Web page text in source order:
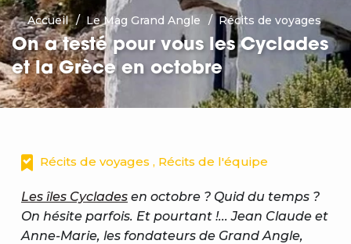
Accueil Le Mag Grand Angle Récits de voyages
On a testé pour vous les Cyclades
et la Grèce en octobre
Récits de voyages , Récits de l'équipe
Les îles Cyclades en octobre ? Quid du temps ?
On hésite parfois. Et pourtant !... Jean Claude et
Anne-Marie, les fondateurs de Grand Angle,